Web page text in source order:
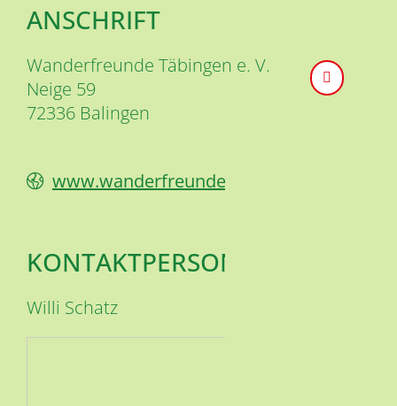
ANSCHRIFT
Wanderfreunde Täbingen e. V.
Neige 59
72336 Balingen
www.wanderfreunde.taebingen.de
KONTAKTPERSON
Willi Schatz